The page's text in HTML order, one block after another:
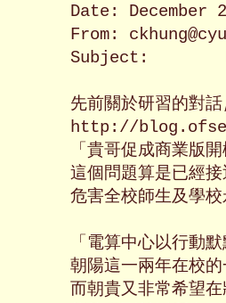
Date: December
From:
Subject:	Re: 謝謝; 另外, 邀請主任公開辯論學校應該採用 docx、 doc、 還是 odt 格式存檔
先前關於研習的對
http://
「貴哥促成商業版
這個問題算是已經
危害全校師生及學
「電算中心以行動
朝陽這一兩年在校
而朝貴又非常希望